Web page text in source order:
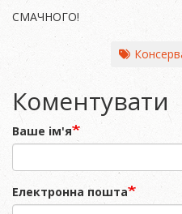
СМАЧНОГО!
Коментувати
Ваше ім'я
Електронна пошта